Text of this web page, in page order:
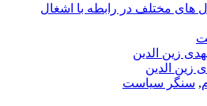
های مختلف در رابطه با اشغال
, سنگر سیاست